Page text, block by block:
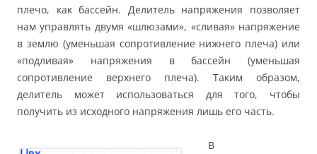
плечо, как бассейн. Делитель напряжения позволяет
нам управлять двумя «шлюзами», «сливая» напряжение
в землю (уменьшая сопротивление нижнего плеча) или
«подливая» напряжения в бассейн (уменьшая
сопротивление верхнего плеча). Таким образом,
делитель может использоваться для того, чтобы
получить из исходного напряжения лишь его часть.
В